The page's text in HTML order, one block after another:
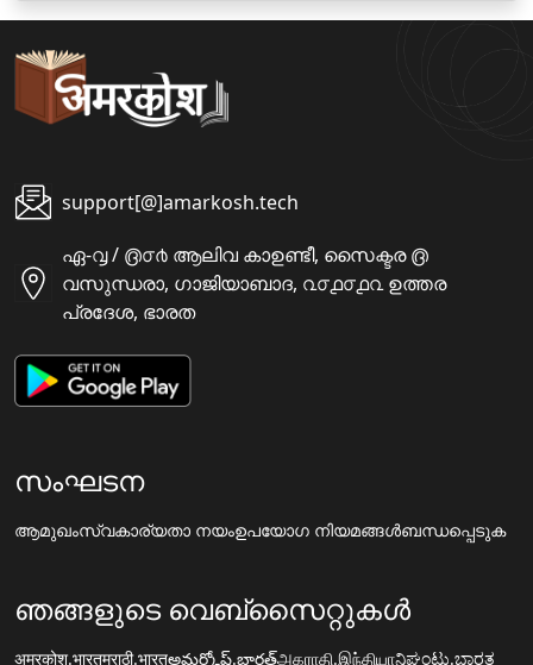
support[@]amarkosh.tech
ഏ-൮ / ൫൦൪ ആലിവ കാഉണ്ടീ, സൈക്ടര ൫
വസുന്ധരാ, ഗാജിയാബാദ, ൨൦൧൦൧൨ ഉത്തര
പ്രദേശ, ഭാരത
സംഘടന
ആമുഖംസ്വകാര്യതാ നയംഉപയോഗ നിയമങ്ങൾബന്ധപ്പെടുക
ഞങ്ങളുടെ വെബ്സൈറ്റുകൾ
अमरकोश.भारतमराठी.भारतఅమర్కోష్.భారత్அகராதி.இந்தியாನಿಘಂಟು.ಭಾರತ